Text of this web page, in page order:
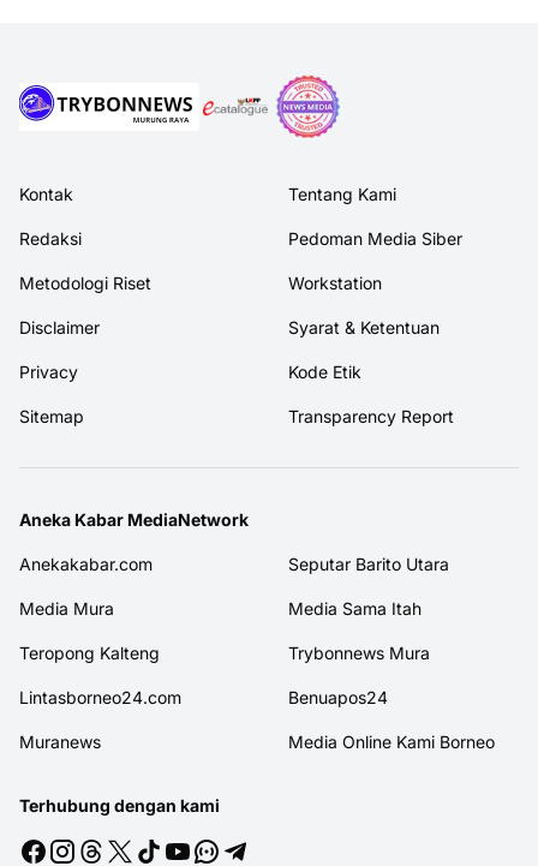
Kontak Tentang Kami
Redaksi Pedoman Media Siber
Metodologi Riset Workstation
Disclaimer Syarat & Ketentuan
Privacy Kode Etik
Sitemap Transparency Report
Aneka Kabar MediaNetwork
Anekakabar.com Seputar Barito Utara
Media Mura Media Sama Itah
Teropong Kalteng Trybonnews Mura
Lintasborneo24.com Benuapos24
Muranews Media Online Kami Borneo
Terhubung dengan kami